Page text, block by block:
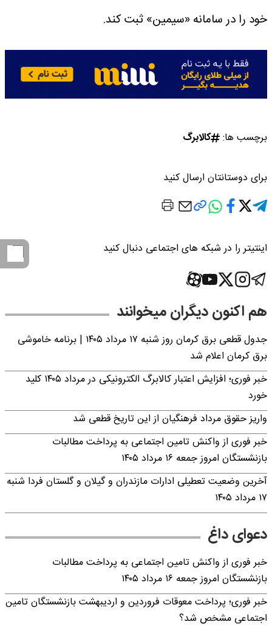
خود را در سامانه «سیمین» ثبت کند.
برچسب ها: کالابرگ
برای دوستانتان ارسال کنید
اینتیتر را در شبکه های اجتماعی دنبال کنید
هم اکنون دیگران میخوانند
جدول قطعی برق کرمان روز شنبه ۱۷ مرداد ۱۴۰۵ | برنامه خاموشی
برق کرمان اعلام شد
خبر فوری؛ افزایش اعتبار کالابرگ الکترونیکی در مرداد ۱۴۰۵ کلید
خورد
واریز حقوق مرداد فرهنگیان از این تاریخ قطعی شد
خبر فوری از واکنش تامین اجتماعی به پرداخت مطالبات
بازنشستگان امروز جمعه ۱۶ مرداد ۱۴۰۵
آخرین وضعیت تعطیلی ادارات مازندران و گیلان و گلستان فردا شنبه
۱۷ مرداد ۱۴۰۵
دعوای داغ
خبر فوری از واکنش تامین اجتماعی به پرداخت مطالبات
بازنشستگان امروز جمعه ۱۶ مرداد ۱۴۰۵
خبر فوری؛ پرداخت معوقات فروردین و اردیبهشت بازنشستگان تامین
اجتماعی مشخص شد؟